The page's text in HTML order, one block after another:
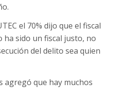
el 70% dijo que el fiscal
ha sido un fiscal justo, no
del delito sea quien
agregó que hay muchos